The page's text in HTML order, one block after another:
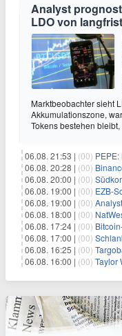
Analyst
LDO von
Marktbeobachter sieht
Akkumulationszone,
Tokens bestehen bleibt,
06.08. 21:53 | (00) PEPE:
06.08. 20:28 | (00) Binance
06.08. 20:00 | (00) Südkoreas
06.08. 19:00 | (00) EZB-
06.08. 19:00 | (00) Analyst
06.08. 18:00 | (00) NatWest
06.08. 17:24 | (00) Bitcoin-
06.08. 17:00 | (00) Schlanker
06.08. 16:25 | (00)
06.08. 16:00 | (00) Taylor